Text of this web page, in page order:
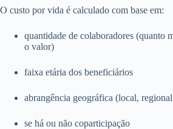
O custo por vida é calculado com base em:
quantidade de colaboradores (quanto
o valor)
faixa etária dos beneficiários
abrangência geográfica (local,
se há ou não coparticipação